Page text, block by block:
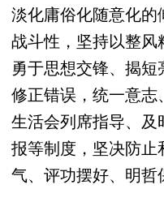
淡化庸俗化随意化
战斗性，坚持以整风
勇于思想交锋、揭短
修正错误，统一意
生活会列席指导、
报等制度，坚决防
气、评功摆好、明哲